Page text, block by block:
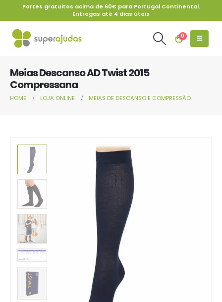
Portes gratuitos acima de 60€ para Portugal Continental.
Entregas até 4 dias úteis
0
Meias Descanso AD Twist 2015
Compressana
HOME LOJA ONLINE MEIAS DE DESCANSO E COMPRESSÃO